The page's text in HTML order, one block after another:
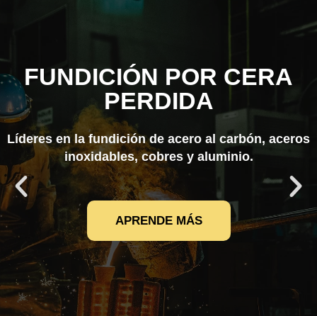
FUNDICIÓN POR CERA
PERDIDA
Líderes en la fundición de acero al carbón, aceros
inoxidables, cobres y aluminio.
APRENDE MÁS